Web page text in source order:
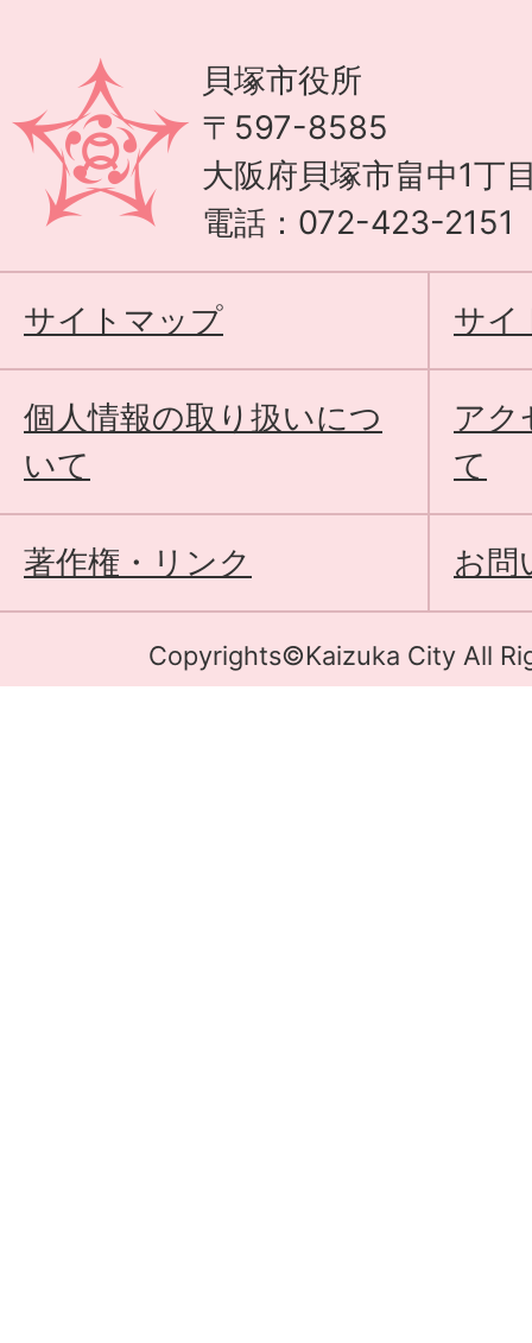
貝塚市役所
〒597-8585
大阪府貝塚市畠中1丁
電話：072-423-2151
サイトマップ サイ
個人情報の取り扱いにつ
いて
アク
て
著作権・リンク お問
Copyrights©Kaizuka City All